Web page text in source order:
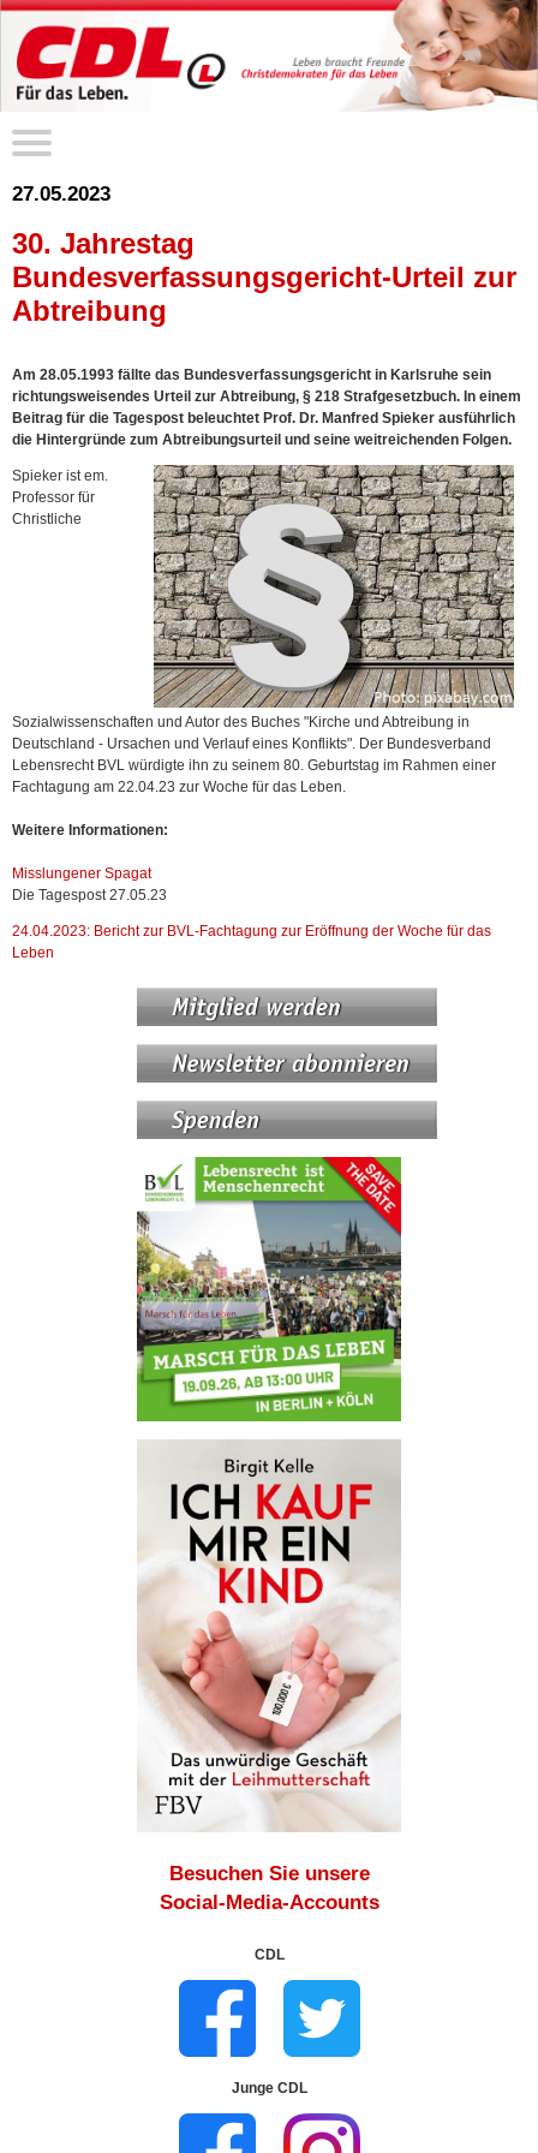
27.05.2023
30. Jahrestag
Bundesverfassungsgericht-Urteil zur
Abtreibung
Am 28.05.1993 fällte das Bundesverfassungsgericht in Karlsruhe sein
richtungsweisendes Urteil zur Abtreibung, § 218 Strafgesetzbuch. In einem
Beitrag für die Tagespost beleuchtet Prof. Dr. Manfred Spieker ausführlich
die Hintergründe zum Abtreibungsurteil und seine weitreichenden Folgen.
Spieker ist em.
Professor für
Christliche
Sozialwissenschaften und Autor des Buches "Kirche und Abtreibung in
Deutschland - Ursachen und Verlauf eines Konflikts". Der Bundesverband
Lebensrecht BVL würdigte ihn zu seinem 80. Geburtstag im Rahmen einer
Fachtagung am 22.04.23 zur Woche für das Leben.
Weitere Informationen:
Misslungener Spagat
Die Tagespost 27.05.23
24.04.2023: Bericht zur BVL-Fachtagung zur Eröffnung der Woche für das
Leben
Besuchen Sie unsere
Social-Media-Accounts
CDL
Junge CDL